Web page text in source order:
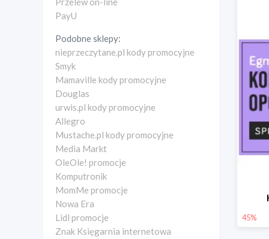
PayU
Podobne sklepy:
nieprzeczytane.pl kody promocyjne
Smyk
Mamaville kody promocyjne
Douglas
urwis.pl kody promocyjne
Allegro
Mustache.pl kody promocyjne
Media Markt
OleOle! promocje
Komputronik
MomMe promocje
Nowa Era
Lidl promocje
Znak Księgarnia internetowa
45%